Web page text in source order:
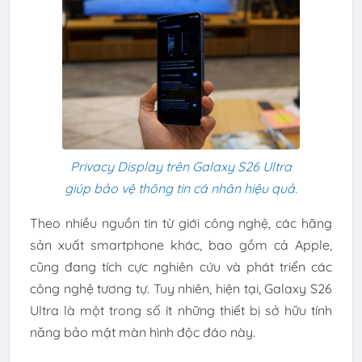
Privacy Display trên Galaxy S26 Ultra
giúp bảo vệ thông tin cá nhân hiệu quả.
Theo nhiều nguồn tin từ giới công nghệ, các hãng
sản xuất smartphone khác, bao gồm cả Apple,
cũng đang tích cực nghiên cứu và phát triển các
công nghệ tương tự. Tuy nhiên, hiện tại, Galaxy S26
Ultra là một trong số ít những thiết bị sở hữu tính
năng bảo mật màn hình độc đáo này.